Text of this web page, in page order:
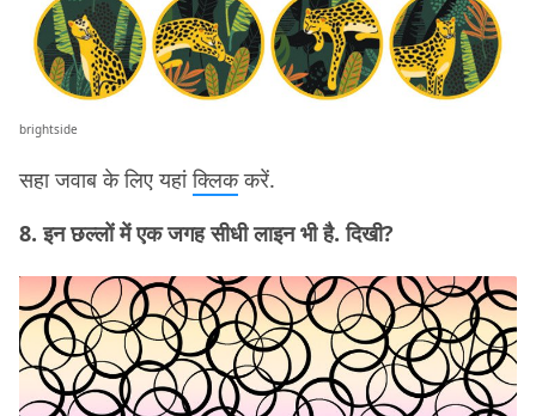
brightside
सहा जवाब के लिए यहांक्लिककरें.
8. इन छल्लों में एक जगह सीधी लाइन भी है. दिखी?